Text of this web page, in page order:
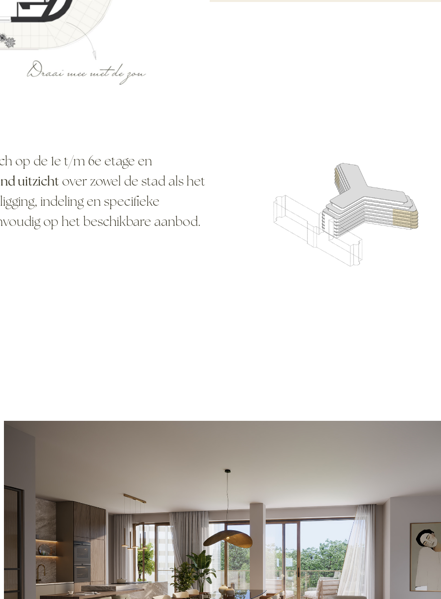
op de 1e t/m 6e etage en
uitzicht over zowel de stad als het
indeling en specifieke
op het beschikbare aanbod.